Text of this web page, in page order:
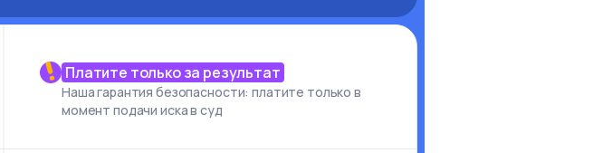
Платите только за результат
Наша гарантия безопасности: платите только в
момент подачи иска в суд